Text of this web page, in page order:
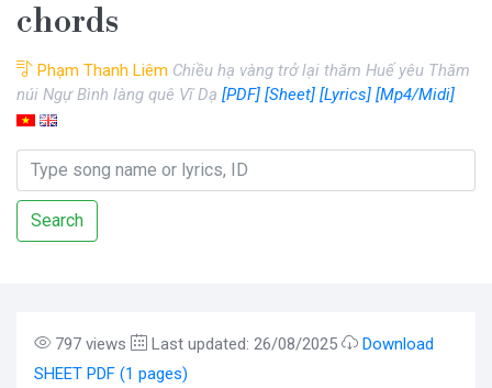
chords
Phạm Thanh Liêm Chiều hạ vàng trở lại thăm Huế yêu Thăm
núi Ngự Bình làng quê Vĩ Dạ [PDF] [Sheet] [Lyrics] [Mp4/Midi]
Search
797 views Last updated: 26/08/2025
Download
SHEET PDF (1 pages)